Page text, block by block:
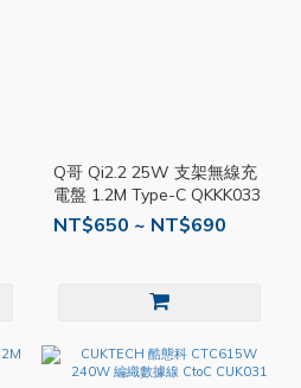
Q哥 Qi2.2 25W 支架無線充
電盤 1.2M Type-C QKKK033
NT$650 ~ NT$690